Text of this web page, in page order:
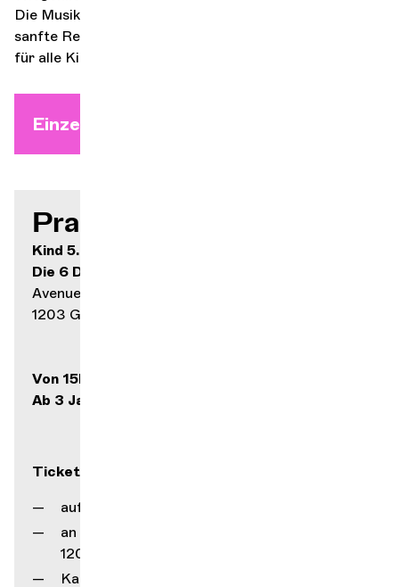
Die Musikerinnen und Musiker bereiten Ihnen eine
sanfte Reise ins Land der Träume. Dieses Konzert ist
für alle Kinder von 3 bis 133 Jahren geeignet!
Einzelticket ab 18. August
Praktische Infos
Kind 5.- (-12 Jahre) / Erwachsener 20.-
Die 6 Dächer
Avenue de Châtelaine 43
1203 Genf
Von 15h bis 17h
Ab 3 Jahren
Ticketverkauf
auf unserer Internetseite
an unserem Schalter (rue Gourgas 1,
1205 Genf)
Kartenverkauf des Service Culturel